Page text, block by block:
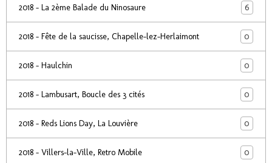
2018 - La 2ème Balade du Ninosaure 6
2018 - Fête de la saucisse, Chapelle-lez-Herlaimont 0
2018 - Haulchin 0
2018 - Lambusart, Boucle des 3 cités 0
2018 - Reds Lions Day, La Louvière 0
2018 - Villers-la-Ville, Retro Mobile 0